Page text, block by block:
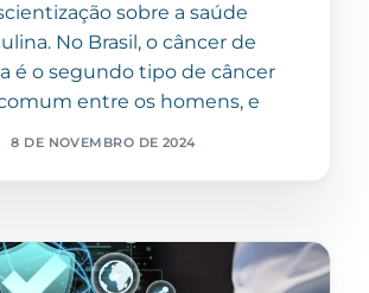
sobre a saúde
No Brasil, o câncer de
é o segundo tipo de câncer
entre os homens, e
8 DE NOVEMBRO DE 2024